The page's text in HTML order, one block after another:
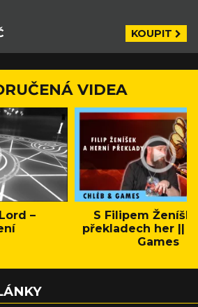
KOUPIT
VIDEA
–
S Filipem
překladech her ||
Games